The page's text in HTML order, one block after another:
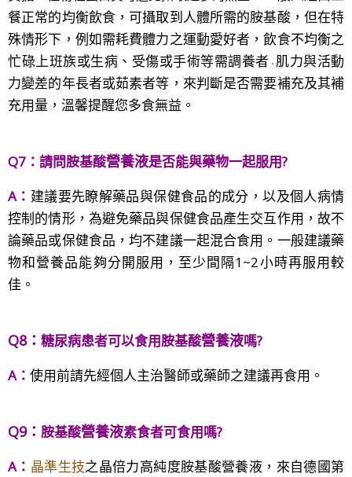
餐正常的均衡飲食，可攝取到人體所需的胺基酸，但在特
殊情形下，例如需耗費體力之運動愛好者，飲食不均衡之
忙碌上班族或生病、受傷或手術等需調養者 、 肌力與活動
力變差的年長者或茹素者等，來判斷是否需要補充及其補
充用量，溫馨提醒您多食無益。
Q7：請問胺基酸營養液是否能與藥物一起服用?
A： 建議要先瞭解藥品與保健食品的成分，以及個人病情
控制的情形，為避免藥品與保健食品產生交互作用，故不
論藥品或保健食品，均不建議一起混合食用。一般建議藥
物和營養品能夠分開服用，至少間隔1~2小時再服用較
佳。
Q8： 糖尿病患者可以食用胺基酸營養液嗎?
A： 使用前請先經個人主治醫師或藥師之建議再食用。
Q9： 胺基酸營養液素食者可食用嗎?
A： 晶準生技之晶倍力高純度胺基酸營養液，來自德國第